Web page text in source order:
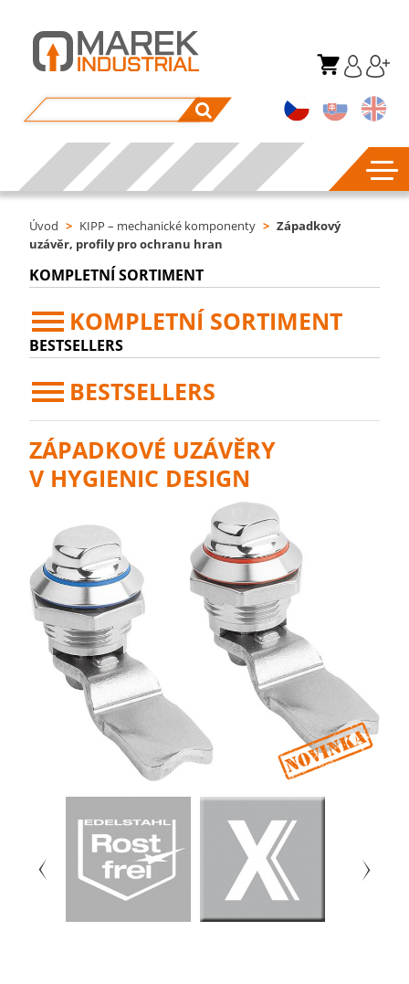
Úvod > KIPP – mechanické komponenty > Západkový
uzávěr, profily pro ochranu hran
KOMPLETNÍ SORTIMENT
KOMPLETNÍ SORTIMENT
BESTSELLERS
BESTSELLERS
ZÁPADKOVÉ UZÁVĚRY
V HYGIENIC DESIGN